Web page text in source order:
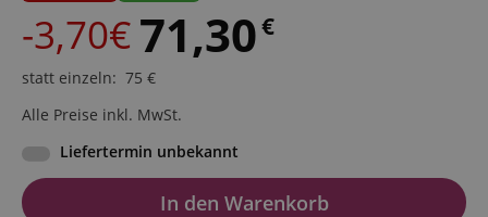
-3,70€71,30€
statt einzeln: 75 €
Alle Preise inkl. MwSt.
Liefertermin unbekannt
In den Warenkorb